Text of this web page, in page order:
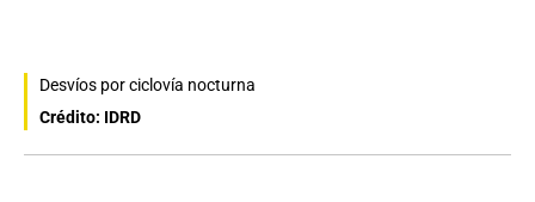
Desvíos por ciclovía nocturna
Crédito: IDRD